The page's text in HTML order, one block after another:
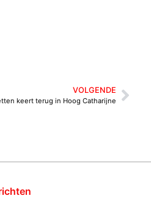
VOLGENDE
keert terug in Hoog Catharijne